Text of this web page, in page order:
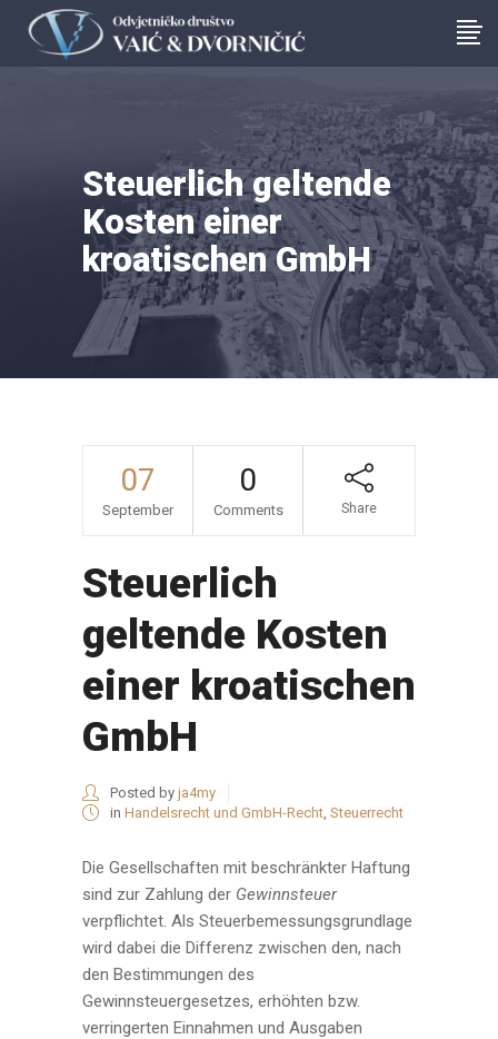
Steuerlich geltende
Kosten einer
kroatischen GmbH
07
September
0
Comments Share
Steuerlich
geltende Kosten
einer kroatischen
GmbH
Posted by ja4my
in Handelsrecht und GmbH-Recht, Steuerrecht
Die Gesellschaften mit beschränkter Haftung
sind zur Zahlung der Gewinnsteuer
verpflichtet. Als Steuerbemessungsgrundlage
wird dabei die Differenz zwischen den, nach
den Bestimmungen des
Gewinnsteuergesetzes, erhöhten bzw.
verringerten Einnahmen und Ausgaben